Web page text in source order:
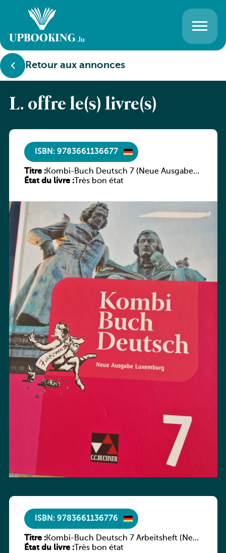
Retour aux annonces
L. offre le(s) livre(s)
ISBN: 9783661136677
Titre :Kombi-Buch Deutsch 7 (Neue Ausgabe
Luxemburg)
État du livre :Très bon état
ISBN: 9783661136776
Titre :Kombi-Buch Deutsch 7 Arbeitsheft (Neue
Ausgabe Luxemburg)
État du livre :Très bon état